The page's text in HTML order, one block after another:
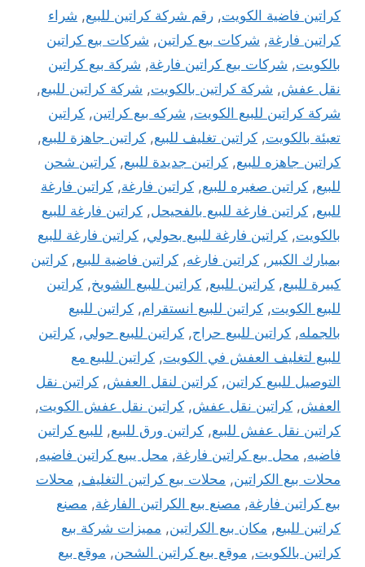
كراتين فاضية الكويت, رقم شركة كراتين للبيع, شراء
كراتين فارغة, شركات بيع كراتين, شركات بيع كراتين
بالكويت, شركات بيع كراتين فارغة, شركة بيع كراتين
نقل عفش, شركة كراتين بالكويت, شركة كراتين للبيع,
شركة كراتين للبيع الكويت, شركه بيع كراتين, كراتين
تعبئة بالكويت, كراتين تغليف للبيع, كراتين جاهزة للبيع,
كراتين جاهزه للبيع, كراتين جديدة للبيع, كراتين شحن
للبيع, كراتين صغيره للبيع, كراتين فارغة, كراتين فارغة
للبيع, كراتين فارغة للبيع بالفحيحل, كراتين فارغة للبيع
بالكويت, كراتين فارغة للبيع بحولي, كراتين فارغة للبيع
بمبارك الكبير , كراتين فارغه, كراتين فاضية للبيع, كراتين
كبيرة للبيع, كراتين للبيع, كراتين للبيع الشويخ, كراتين
للبيع الكويت, كراتين للبيع انستقرام, كراتين للبيع
بالجمله, كراتين للبيع حراج, كراتين للبيع حولي, كراتين
للبيع لتغليف العفش في الكويت, كراتين للبيع مع
التوصيل للبيع كراتين, كراتين لنقل العفش, كراتين نقل
العفش, كراتين نقل عفش, كراتين نقل عفش الكويت,
كراتين نقل عفش للبيع, كراتين ورق للبيع, للبيع كراتين
فاضيه, محل بيع كراتين فارغة, محل يبيع كراتين فاضيه,
محلات بيع الكراتين, محلات بيع كراتين التغليف, محلات
بيع كراتين فارغة, مصنع بيع الكراتين الفارغة, مصنع
كراتين للبيع, مكان بيع الكراتين, مميزات شركة بيع
كراتين بالكويت, موقع بيع كراتين الشحن, موقع بيع